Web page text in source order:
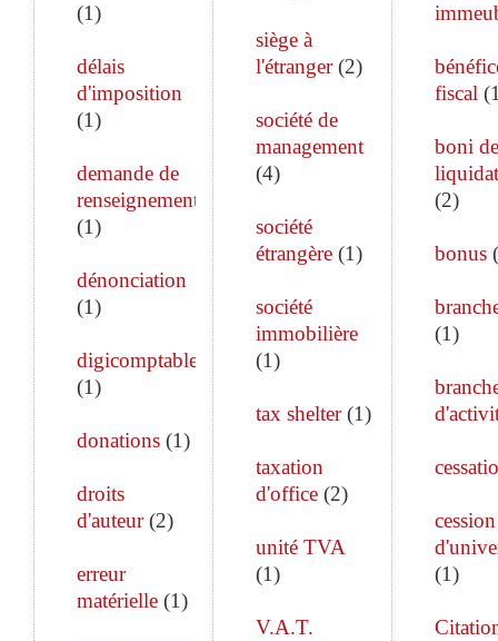
(1)
délais
d'imposition
(1)
demande de
renseignements
(1)
dénonciation
(1)
digicomptable
(1)
donations (1)
droits
d'auteur(2)
erreur
matérielle (1)
siège à
l'étranger(2)
société de
management
(4)
société
étrangère(1)
société
immobilière
(1)
tax shelter(1)
taxation
d'office(2)
unité TVA
(1)
V.A.T.
fiscal (
boni de
(2)
bonus(
(1)
cession
(1)